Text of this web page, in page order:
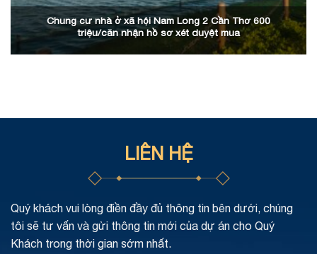
Chung cư nhà ở xã hội Nam Long 2 Cần Thơ 600
triệu/căn nhận hồ sơ xét duyệt mua
LIÊN HỆ
Quý khách vui lòng điền đầy đủ thông tin bên dưới, chúng
tôi sẽ tư vấn và gửi thông tin mới của dự án cho Quý
Khách trong thời gian sớm nhất.